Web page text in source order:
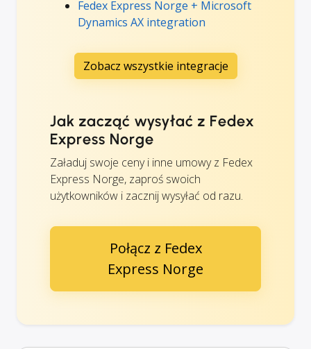
Fedex Express Norge + Microsoft
Dynamics AX integration
Zobacz wszystkie integracje
Jak zacząć wysyłać z Fedex
Express Norge
Załaduj swoje ceny i inne umowy z Fedex
Express Norge, zaproś swoich
użytkowników i zacznij wysyłać od razu.
Połącz z Fedex
Express Norge